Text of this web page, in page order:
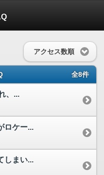
アクセス数順
全8件
、...
ロケー...
しまい...